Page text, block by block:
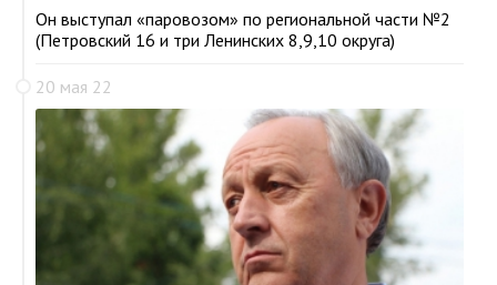
Он выступал «паровозом» по региональной части №2
(Петровский 16 и три Ленинских 8,9,10 округа)
20 мая 22